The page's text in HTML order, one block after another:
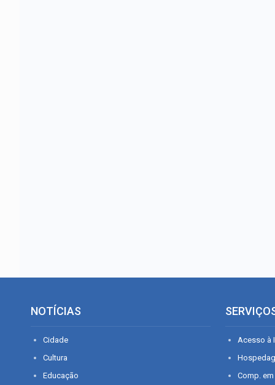
NOTÍCIAS
Cidade
Cultura
Educação
Acesso à
Comp.